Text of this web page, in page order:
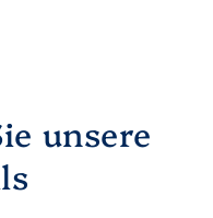
unsere